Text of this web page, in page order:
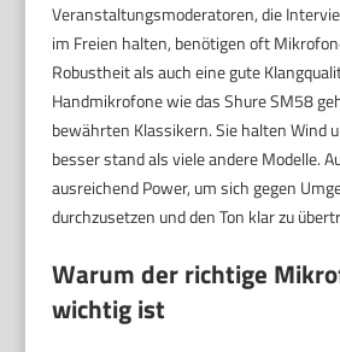
Veranstaltungsmoderatoren, die
im Freien halten, benötigen oft
Robustheit als auch eine gute
Handmikrofone wie das Shure SM58
bewährten Klassikern. Sie halten Wind
besser stand als viele andere Modelle.
ausreichend Power, um sich gegen
durchzusetzen und den Ton klar zu
Warum der richtige
wichtig ist